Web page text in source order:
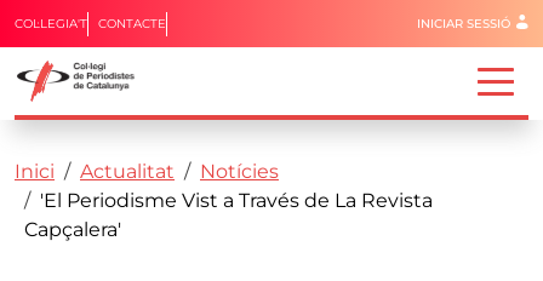
Vés al contingut
Capçalera
COL·LEGIA'T CONTACTE Menú del
INICIAR SESSIÓ
Fil d'ariadna
Inici Actualitat
Notícies
'El Periodisme Vist a Través de La Revista
Capçalera'